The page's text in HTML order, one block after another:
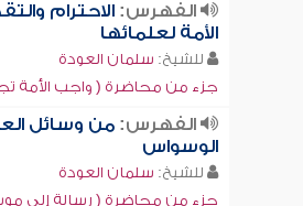
الفهرس:الاحترام
الأمة لعلمائها
للشيخ: سلمان العودة
جزء من محاضرة ( واجب الأمة
الفهرس:من وسائل
الوسواس
للشيخ: سلمان العودة
جزء من محاضرة ( رسالة إلى